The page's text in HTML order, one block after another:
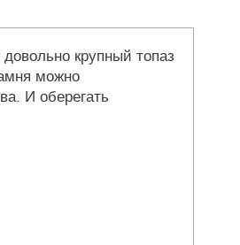
крупный топаз
можно
И оберегать